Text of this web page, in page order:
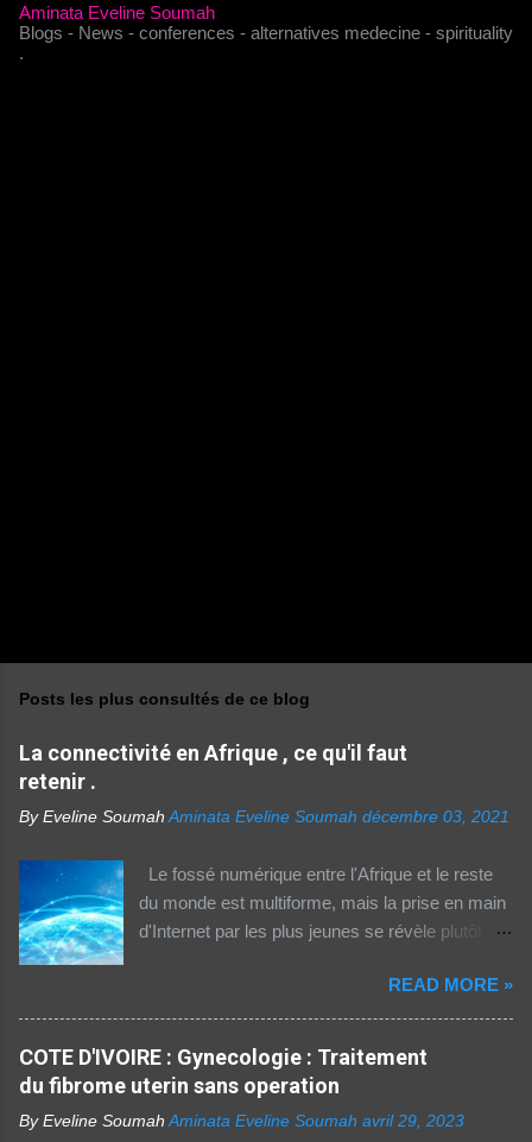
Aminata Eveline Soumah
Blogs - News - conferences - alternatives medecine - spirituality
.
Posts les plus consultés de ce blog
La connectivité en Afrique , ce qu'il faut
retenir .
By Eveline Soumah Aminata Eveline Soumah décembre 03, 2021
Le fossé numérique entre l'Afrique et le reste
du monde est multiforme, mais la prise en main
d'Internet par les plus jeunes se révèle plutôt
http://boutic.evemoney.1tpe.fr Un tiers (33%) de
la population dans la région Afrique (hors Etats
arabes du continent) utilise Internet, selon le
rapport 2021 de l'Union internationale des
télécommunications (UIT) sur la connectivité
numérique dans le monde. Si entre 2019 et
READ MORE »
COTE D'IVOIRE : Gynecologie : Traitement
du fibrome uterin sans operation
By Eveline Soumah Aminata Eveline Soumah avril 29, 2023